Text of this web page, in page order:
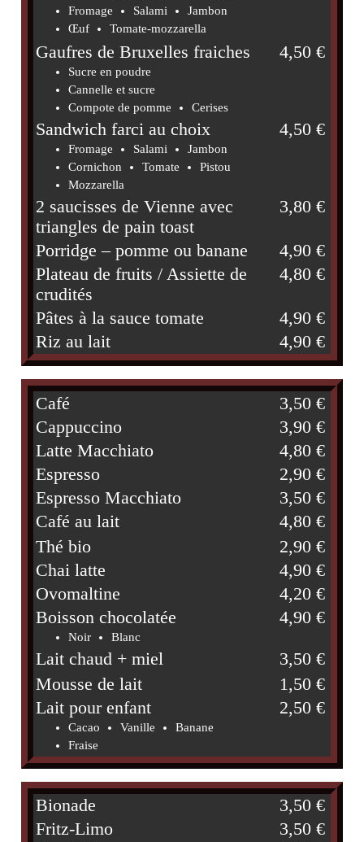
Fromage
Salami
Jambon
Œuf
Tomate-mozzarella
Gaufres de Bruxelles fraiches
Sucre en poudre
Cannelle et sucre
Compote de pomme
Cerises
4,50 €
Sandwich farci au choix
Fromage Salami
Jambon
Cornichon
Tomate
Pistou
Mozzarella
4,50 €
2 saucisses de Vienne avec
triangles de pain toast
3,80 €
Porridge – pomme ou banane
4,90 €
Plateau de fruits / Assiette de
crudités
4,80 €
Pâtes à la sauce tomate
4,90 €
Riz au lait
4,90 €
Café
3,50 €
Cappuccino
3,90 €
Latte Macchiato
4,80 €
Espresso
2,90 €
Espresso Macchiato
3,50 €
Café au lait
4,80 €
Thé bio
2,90 €
Chai latte
4,90 €
Ovomaltine
4,20 €
Boisson chocolatée
Noir Blanc
4,90 €
Lait chaud + miel
3,50 €
Mousse de lait
1,50 €
Lait pour enfant
Cacao Vanille
Banane
Fraise
2,50 €
Bionade
3,50 €
Fritz-Limo
3,50 €